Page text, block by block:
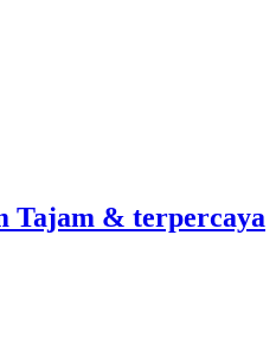
Tajam & terpercaya